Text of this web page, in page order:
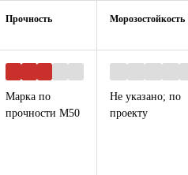
Прочность Морозостойкость
Марка по
прочности М50
Не указано; по
проекту